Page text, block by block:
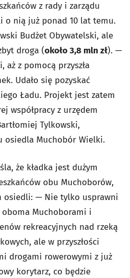
z rady i zarządu
o nią już ponad 10 lat temu.
Budżet Obywatelski, ale
droga (około 3,8 mln zł). —
aż z pomocą przyszła
Udało się pozyskać
Ładu. Projekt jest zatem
współpracy z urzędem
Tylkowski,
osiedla Muchobór Wielki.
że kładka jest dużym
obu Muchoborów,
osiedli: — Nie tylko usprawni
Muchoborami i
rekreacyjnych nad rzeką
ale w przyszłości
drogami rowerowymi z już
korytarz, co będzie